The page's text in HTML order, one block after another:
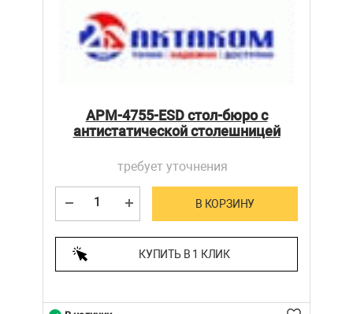
АРМ-4755-ESD стол-бюро с
антистатической столешницей
требует уточнения
В КОРЗИНУ
КУПИТЬ В 1 КЛИК